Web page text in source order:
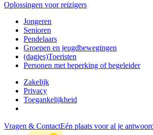
Oplossingen voor reizigers
Jongeren
Senioren
Pendelaars
Groepen en jeugdbewegingen
(dagjes)Toeristen
Personen met beperking of begeleider
Zakelijk
Privacy
Toegankelijkheid
Vragen & ContactEén plaats voor al je